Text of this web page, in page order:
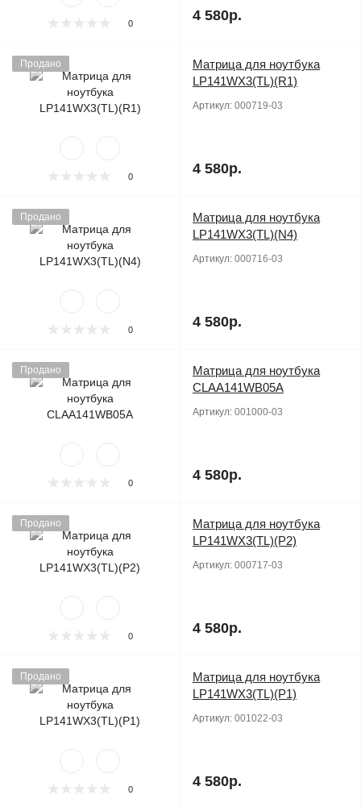
0 4 580р.
Продано
0
Матрица для ноутбука
LP141WX3(TL)(R1)
Артикул: 000719-03
4 580р.
Продано
0
Матрица для ноутбука
LP141WX3(TL)(N4)
Артикул: 000716-03
4 580р.
Продано
0
Матрица для ноутбука
CLAA141WB05A
Артикул: 001000-03
4 580р.
Продано
0
Матрица для ноутбука
LP141WX3(TL)(P2)
Артикул: 000717-03
4 580р.
Продано
0
Матрица для ноутбука
LP141WX3(TL)(P1)
Артикул: 001022-03
4 580р.